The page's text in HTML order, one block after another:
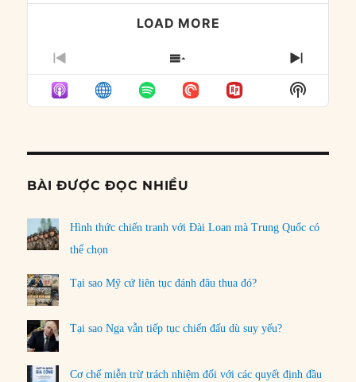
LOAD MORE
PREVIOUS
EPISODE
SHOW
EPISODES
LIST
NEXT
Show
Podcast
BÀI ĐƯỢC ĐỌC NHIỀU
Hình thức chiến tranh với Đài Loan mà Trung Quốc có
thể chọn
Tại sao Mỹ cứ liên tục đánh đâu thua đó?
Tại sao Nga vẫn tiếp tục chiến đấu dù suy yếu?
Cơ chế miễn trừ trách nhiệm đối với các quyết định đầu